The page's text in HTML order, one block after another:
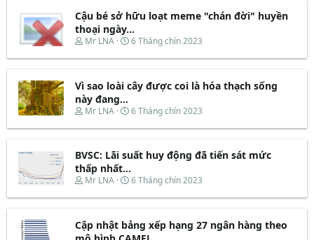
a
d
s
a
e
r
b
t
ầ
Cậu bé sở hữu loạt meme "chán đời" huyền
thoại ngày...
T
r
a
d
s
a
t
e
r
Mr LNA
N
à
b
t
ầ
6 Tháng chín 2023
Vì sao loài cây được coi là hóa thạch sống
này đang...
T
r
a
d
s
a
t
e
Mr LNA
N
à
b
t
ầ
6 Tháng chín 2023
BVSC: Lãi suất huy động đã tiến sát mức
thấp nhất...
T
r
a
d
Mr LNA
N
à
b
ắ
6 Tháng chín 2023
Cập nhật bảng xếp hạng 27 ngân hàng theo